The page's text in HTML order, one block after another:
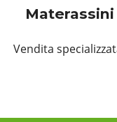
Vendita